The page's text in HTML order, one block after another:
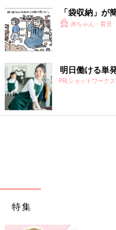
「袋収納」
赤ちゃん・育児
明日働ける単
PR(ショットワーク
特集